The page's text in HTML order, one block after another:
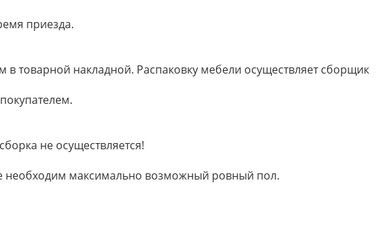
приезда.
товарной накладной. Распаковку мебели осуществляет сборщик
не осуществляется!
необходим максимально возможный ровный пол.